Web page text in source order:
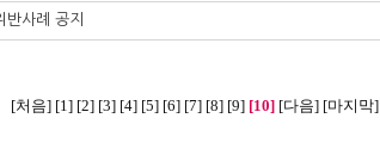
반사례 공지
[처음] [1] [2] [3] [4] [5] [6] [7] [8] [9] [10] [다음] [마지막]